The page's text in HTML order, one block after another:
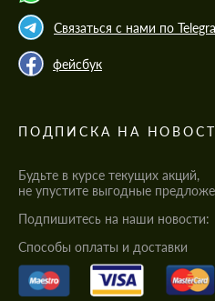
Связаться с нами по
фейсбук
ПОДПИСКА НА
Будьте в курсе текущих акций,
не упустите выгодные
Подпишитесь на наши новости:
Cпособы оплаты и доставки